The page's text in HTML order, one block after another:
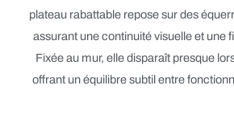
plateau rabattable repose sur des
assurant une continuité visuelle et une
Fixée au mur, elle disparaît presque
offrant un équilibre subtil entre